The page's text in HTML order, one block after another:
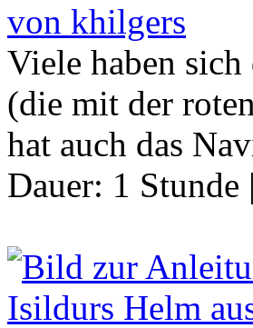
von khilgers
Viele haben sich
(die mit der
hat auch das
Dauer: 1 Stunde |